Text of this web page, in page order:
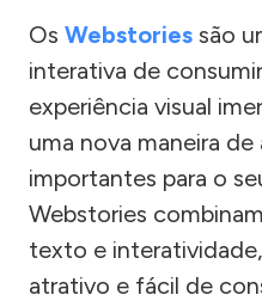
Os Webstories são
interativa de
experiência visual
uma nova maneira
importantes para o
Webstories
texto e
atrativo e fácil de